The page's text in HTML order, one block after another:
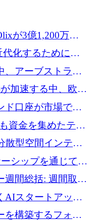
が3億1,200万ド
門を立ち上げ、7
代化するために
調達
、アーブストラ社
械を発売
加速する中、欧州
確保
ド口座が市場で高
社の設立25周
様に配当金が支給
資金を集めたテク
散型空間インテリ
築するために 900
シップを通じて通
るための投資部
週間総括: 週間取引
年上半期の主要
AIスタートアップ
ィスを開設
を構築するフォト